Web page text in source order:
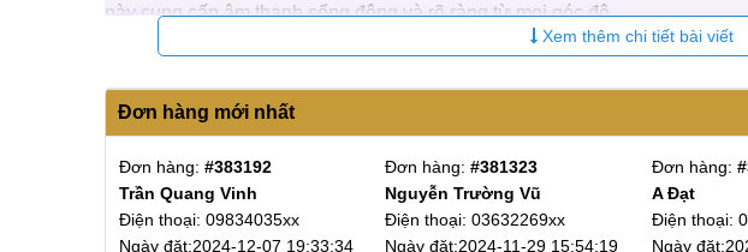
này cung cấp âm thanh sống động và rõ ràng từ mọi góc độ.
Máy được trang bị công nghệ âm thanh Hi-Res 24-bit/192kHz, cho phép
Âm thanh sống động với 4
Âm thanh Hi-Res giúp tái tạo âm nhạc với chi tiết tốt hơn, dải tần rộng
nghe được nhiều chi tiết tinh tế trong âm nhạc và nội dung âm thanh khác,
Xem thêm chi tiết bài viết
Đơn hàng mới nhất
Đơn hàng:#381323
Nguyễn Trường Vũ
Điện thoại: 03632269xx
Ngày đặt:2024-11-29 15:54:19
Đơn hàng:#381257
A Đạt
Điện thoại: 09057985xx
Ngày đặt:2024-11-29 11:03:56
Đơn hàng:
Anh Hoàng
Điện thoại:
Ngày đặt:2024-